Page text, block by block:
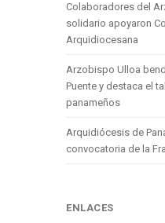
Colaboradores del
solidario apoyaron
Arquidiocesana
Arzobispo Ulloa
Puente y destaca el
panameños
Arquidiócesis de
convocatoria de la
ENLACES